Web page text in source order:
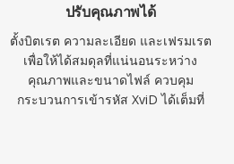
และ
สอย่าง
นโดย
นที่
ช้งานได้
ปรับคุณภาพได้
ตั้งบิตเรต ความละเอียด และเฟรมเรต
เพื่อให้ได้สมดุลที่แน่นอนระหว่าง
คุณภาพและขนาดไฟล์ ควบคุม
กระบวนการเข้ารหัส XviD ได้เต็มที่